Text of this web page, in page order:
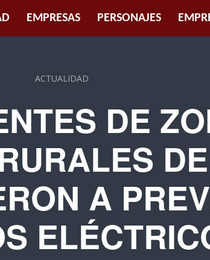
EMPRESAS PERSONAJES
ACTUALIDAD
DE
A